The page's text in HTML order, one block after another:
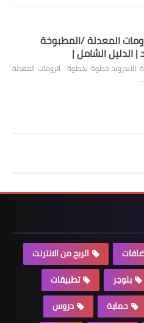
المعدلة /المطبوخة
| الدليل الشامل |
خطوة بخطوة الرومات المعدلة
الربح من الانترنت
بلوجر
تطبيقات
حماية
دروس